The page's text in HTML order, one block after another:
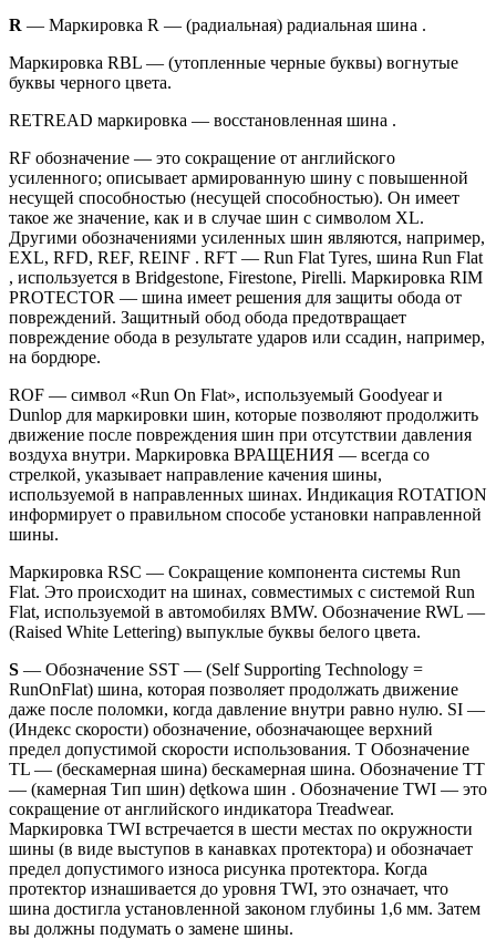
R — Маркировка R — (радиальная) радиальная шина .
Маркировка RBL — (утопленные черные буквы) вогнутые
буквы черного цвета.
RETREAD маркировка — восстановленная шина .
RF обозначение — это сокращение от английского
усиленного; описывает армированную шину с повышенной
несущей способностью (несущей способностью). Он имеет
такое же значение, как и в случае шин с символом XL.
Другими обозначениями усиленных шин являются, например,
EXL, RFD, REF, REINF . RFT — Run Flat Tyres, шина Run Flat
, используется в Bridgestone, Firestone, Pirelli. Маркировка RIM
PROTECTOR — шина имеет решения для защиты обода от
повреждений. Защитный обод обода предотвращает
повреждение обода в результате ударов или ссадин, например,
на бордюре.
ROF — символ «Run On Flat», используемый Goodyear и
Dunlop для маркировки шин, которые позволяют продолжить
движение после повреждения шин при отсутствии давления
воздуха внутри. Маркировка ВРАЩЕНИЯ — всегда со
стрелкой, указывает направление качения шины,
используемой в направленных шинах. Индикация ROTATION
информирует о правильном способе установки направленной
шины.
Маркировка RSC — Сокращение компонента системы Run
Flat. Это происходит на шинах, совместимых с системой Run
Flat, используемой в автомобилях BMW. Обозначение RWL —
(Raised White Lettering) выпуклые буквы белого цвета.
S — Обозначение SST — (Self Supporting Technology =
RunOnFlat) шина, которая позволяет продолжать движение
даже после поломки, когда давление внутри равно нулю. SI —
(Индекс скорости) обозначение, обозначающее верхний
предел допустимой скорости использования. T Обозначение
TL — (бескамерная шина) бескамерная шина. Обозначение TT
— (камерная Тип шин) dętkowa шин . Обозначение TWI — это
сокращение от английского индикатора Treadwear.
Маркировка TWI встречается в шести местах по окружности
шины (в виде выступов в канавках протектора) и обозначает
предел допустимого износа рисунка протектора. Когда
протектор изнашивается до уровня TWI, это означает, что
шина достигла установленной законом глубины 1,6 мм. Затем
вы должны подумать о замене шины.